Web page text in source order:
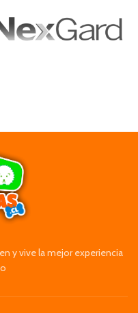
y vive la mejor experiencia